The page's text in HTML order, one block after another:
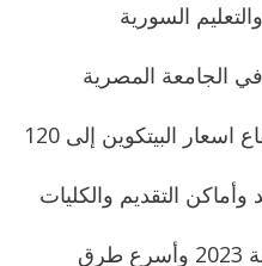
السورية
الجامعة المصرية
ستاندرد تشارترد: توقعات بارتفاع اسعار البيتكوين إلى 120
2023 مواعيد وأماكن التقديم والكليات
موعد ظهور نتيجة الثانوية العامة 2023 وأسرع طرق